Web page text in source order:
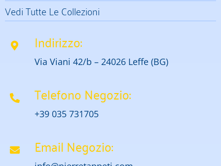
Vedi Tutte Le Collezioni
Indirizzo:
Via Viani 42/b – 24026 Leffe (BG)
Telefono Negozio:
+39 035 731705
Email Negozio: